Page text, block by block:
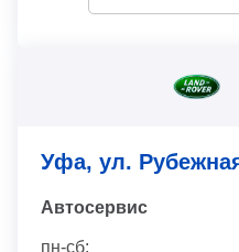
Уфа, ул.
Автосервис
пн-сб: